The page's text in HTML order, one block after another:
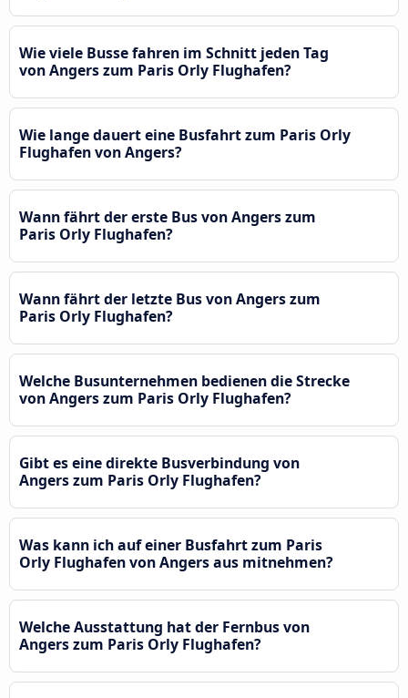
Wie viele Busse fahren im Schnitt jeden Tag
von Angers zum Paris Orly Flughafen?
Wie lange dauert eine Busfahrt zum Paris Orly
Flughafen von Angers?
Wann fährt der erste Bus von Angers zum
Paris Orly Flughafen?
Wann fährt der letzte Bus von Angers zum
Paris Orly Flughafen?
Welche Busunternehmen bedienen die Strecke
von Angers zum Paris Orly Flughafen?
Gibt es eine direkte Busverbindung von
Angers zum Paris Orly Flughafen?
Was kann ich auf einer Busfahrt zum Paris
Orly Flughafen von Angers aus mitnehmen?
Welche Ausstattung hat der Fernbus von
Angers zum Paris Orly Flughafen?